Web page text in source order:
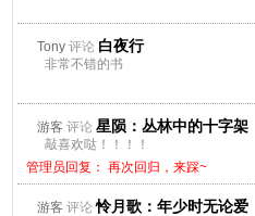
Tony 评论 白夜行
非常不错的书
游客 评论 星陨：丛林中的十字架
敲喜欢哒！！！！
管理员回复： 再次回归，来踩~
游客 评论怜月歌：年少时无论爱